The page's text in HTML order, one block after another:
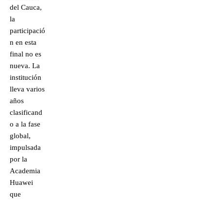
del Cauca,
la
participació
n en esta
final no es
nueva. La
institución
lleva varios
años
clasificand
o a la fase
global,
impulsada
por la
Academia
Huawei
que